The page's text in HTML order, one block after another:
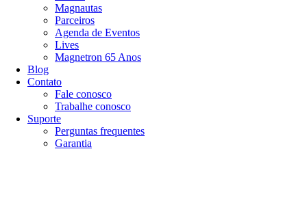
Magnautas
Parceiros
Agenda de Eventos
Lives
Magnetron 65 Anos
Blog
Contato
Fale conosco
Trabalhe conosco
Suporte
Perguntas frequentes
Garantia